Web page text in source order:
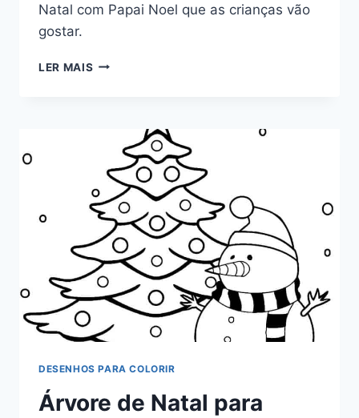
Natal com Papai Noel que as crianças vão
gostar.
LER MAIS PAPAI
DESENHOS PARA COLORIR
Árvore de Natal para